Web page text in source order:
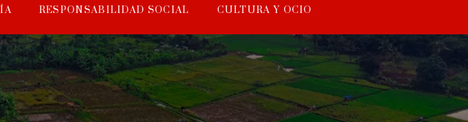
RESPONSABILIDAD SOCIAL CULTURA Y OCIO